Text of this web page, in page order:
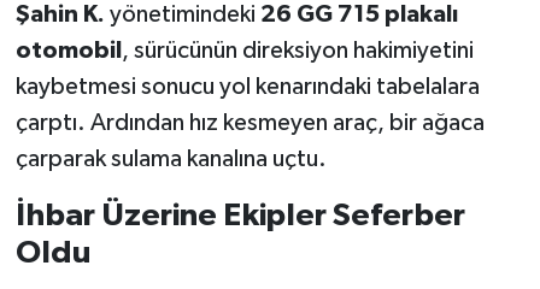
Şahin K. yönetimindeki 26 GG 715 plakalı
otomobil , sürücünün direksiyon hakimiyetini
kaybetmesi sonucu yol kenarındaki tabelalara
çarptı. Ardından hız kesmeyen araç, bir ağaca
çarparak sulama kanalına uçtu.
İhbar Üzerine Ekipler Seferber
Oldu